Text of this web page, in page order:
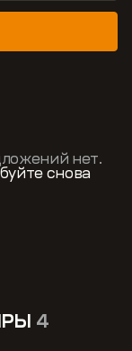
нет.
снова
4